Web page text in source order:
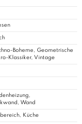
Boheme, Geometrische
Klassiker, Vintage
Wand
Küche